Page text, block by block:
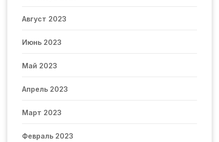
Август 2023
Июнь 2023
Май 2023
Апрель 2023
Март 2023
Февраль 2023